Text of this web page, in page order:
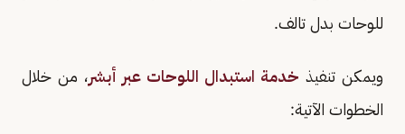
للوحات بدل تالف.
ويمكن تنفيذ خدمة استبدال اللوحات عبر أبشر، من خلال
الخطوات الآتية: